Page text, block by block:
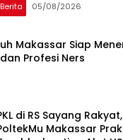
Berita 05/08/2026
Makassar Siap
Profesi Ners
di RS Sayang
Makassar